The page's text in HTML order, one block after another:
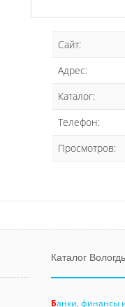
Сайт:
Адрес:
Каталог:
Телефон:
Просмотров:
Каталог
Банки, финансы